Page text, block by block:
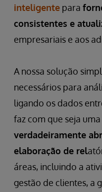
inteligente para
consistentes e
empresariais e aos
A nossa solução
necessários para
ligando os dados
faz com que seja uma
verdadeiramente
elaboração de rel
áreas, incluindo a
gestão de clientes, a